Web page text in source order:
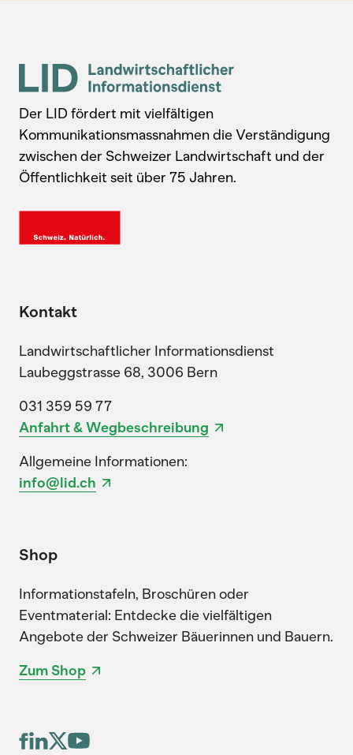
Der LID fördert mit vielfältigen
Kommunikationsmassnahmen die Verständigung
zwischen der Schweizer Landwirtschaft und der
Öffentlichkeit seit über 75 Jahren.
Kontakt
Landwirtschaftlicher Informationsdienst
Laubeggstrasse 68, 3006 Bern
031 359 59 77
Anfahrt & Wegbeschreibung
Allgemeine Informationen:
info@lid.ch
Shop
Informationstafeln, Broschüren oder
Eventmaterial: Entdecke die vielfältigen
Angebote der Schweizer Bäuerinnen und Bauern.
Zum Shop